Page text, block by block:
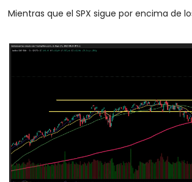
Mientras que el SPX sigue por encima de